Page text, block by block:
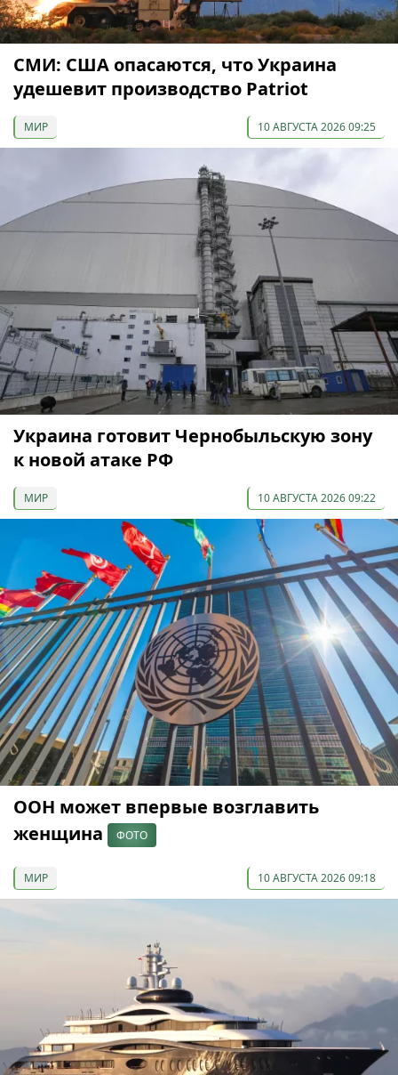
СМИ: США опасаются, что Украина
удешевит производство Patriot
МИР 10 АВГУСТА 2026 09:25
Украина готовит Чернобыльскую зону
к новой атаке РФ
МИР 10 АВГУСТА 2026 09:22
ООН может впервые возглавить
женщина
ФОТО
МИР 10 АВГУСТА 2026 09:18